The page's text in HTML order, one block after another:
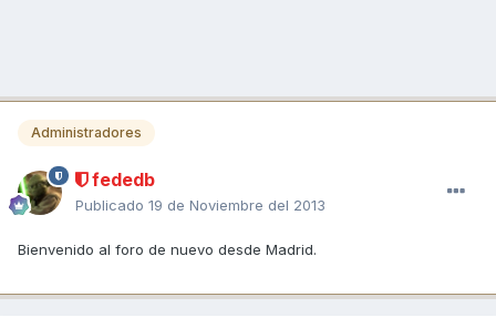
Administradores
fededb
Publicado 19 de Noviembre del 2013
Bienvenido al foro de nuevo desde Madrid.